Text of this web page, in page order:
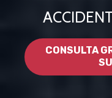
CONSULTA